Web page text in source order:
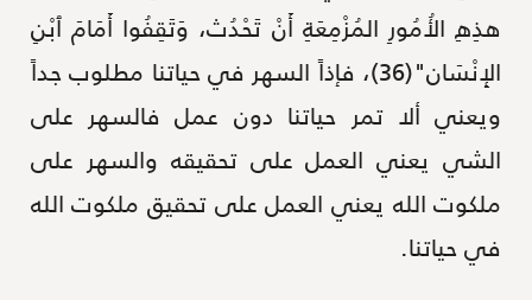
هذِهِ الأُمُورِ المُزْمِعَةِ أَنْ تَحْدُث، وَتَقِفُوا أَمَامَ ٱبْنِ
الإِنْسَان"(36)، فإذاً السهر في حياتنا مطلوب جداً
ويعني ألا تمر حياتنا دون عمل فالسهر على
الشي يعني العمل على تحقيقه والسهر على
ملكوت الله يعني العمل على تحقيق ملكوت الله
في حياتنا.